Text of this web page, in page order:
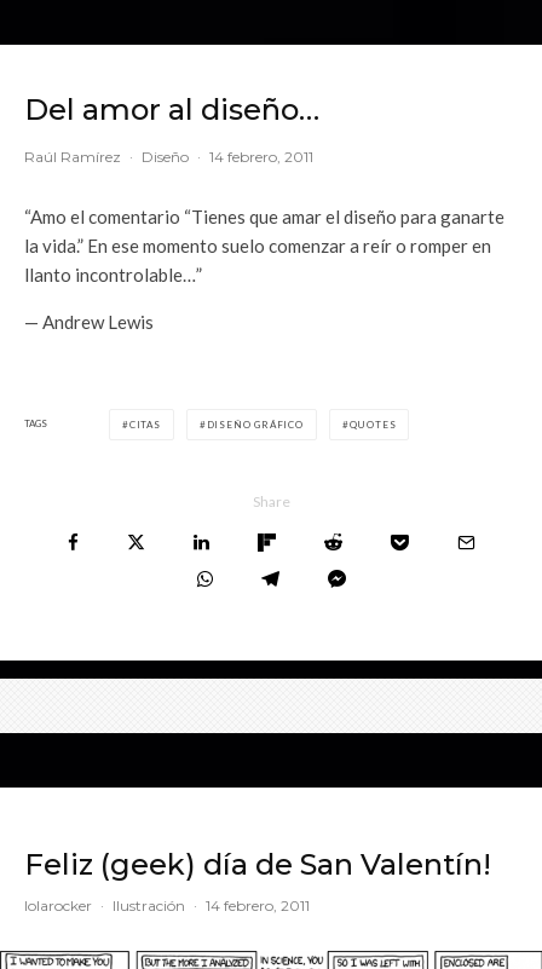
Del amor al diseño…
Raúl Ramírez · Diseño · 14 febrero, 2011
“Amo el comentario “Tienes que amar el diseño para ganarte
la vida.” En ese momento suelo comenzar a reír o romper en
llanto incontrolable…”
— Andrew Lewis
TAGS CITAS DISEÑO GRÁFICO QUOTES
Share
Feliz (geek) día de San Valentín!
lolarocker · Ilustración · 14 febrero, 2011